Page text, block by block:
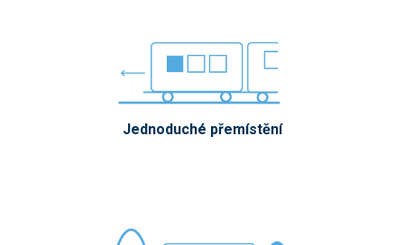
Jednoduché přemístění